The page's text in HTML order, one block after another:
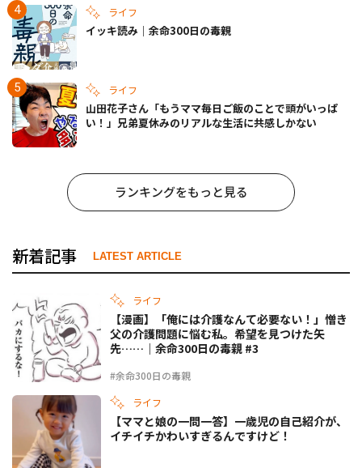
ライフ
イッキ読み｜余命300日の毒親
ライフ
山田花子さん「もうママ毎日ご飯のことで頭がいっぱ
い！」兄弟夏休みのリアルな生活に共感しかない
ランキングをもっと見る
新着記事 LATEST ARTICLE
ライフ
#余命300日の毒親
【漫画】「俺には介護なんて必要ない！」憎き
父の介護問題に悩む私。希望を見つけた矢
先……｜余命300日の毒親 #3
ライフ
【ママと娘の一問一答】一歳児の自己紹介が、
イチイチかわいすぎるんですけど！